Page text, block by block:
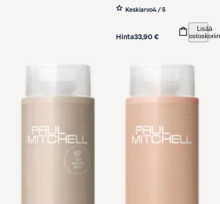
200 ml
Keskiarvo4 / 5
Hinta33,90 €
Lisää
ostoskoriin